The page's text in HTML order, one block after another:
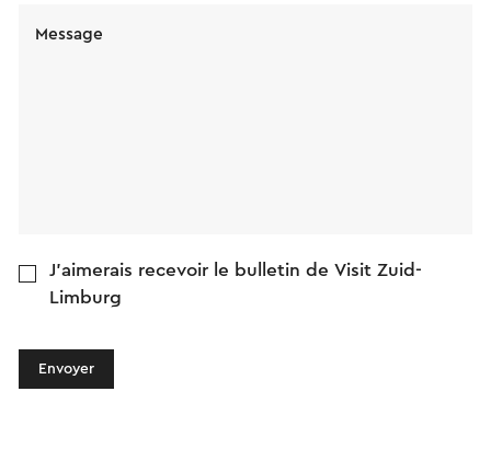
Message
J'aimerais recevoir le bulletin de Visit Zuid-
Limburg
Envoyer